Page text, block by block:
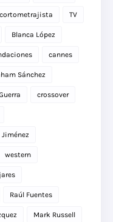
TV
Blanca López
cannes
Sánchez
crossover
Jiménez
western
Raúl Fuentes
Mark Russell